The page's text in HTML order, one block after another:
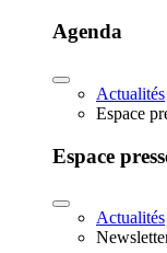
Agenda
Actualités
Espace
Espace
Actualités